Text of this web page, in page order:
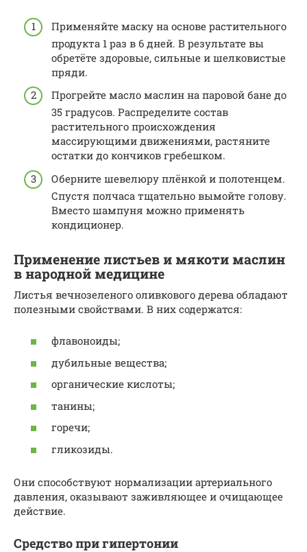
Применяйте маску на основе растительного
продукта 1 раз в 6 дней. В результате вы
обретёте здоровые, сильные и шелковистые
пряди.
Прогрейте масло маслин на паровой бане до
35 градусов. Распределите состав
растительного происхождения
массирующими движениями, растяните
остатки до кончиков гребешком.
Оберните шевелюру плёнкой и полотенцем.
Спустя полчаса тщательно вымойте голову.
Вместо шампуня можно применять
кондиционер.
Применение листьев и мякоти маслин
в народной медицине
Листья вечнозеленого оливкового дерева обладают
полезными свойствами. В них содержатся:
флавоноиды;
дубильные вещества;
органические кислоты;
танины;
горечи;
гликозиды.
Они способствуют нормализации артериального
давления, оказывают заживляющее и очищающее
действие.
Средство при гипертонии